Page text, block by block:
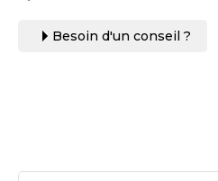
Besoin d'un conseil ?